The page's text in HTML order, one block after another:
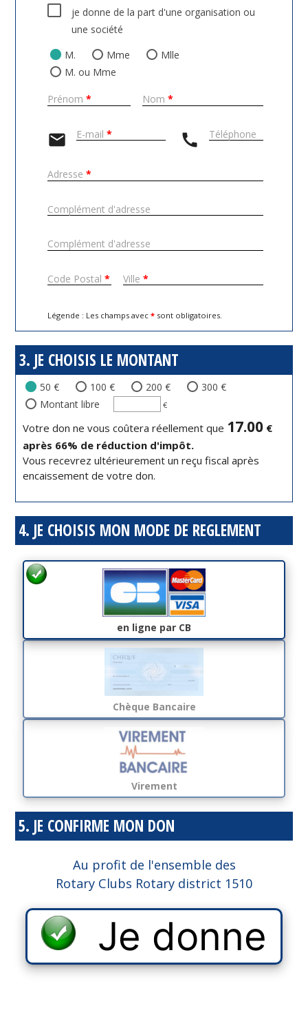
je donne de la part d'une organisation ou
une société
M.
Mme
Mlle
M. ou Mme
Prénom* Nom *
mail E-mail* call Téléphone
Adresse*
Complément d'adresse
Complément d'adresse
Code Postal* Ville*
Légende : Les champs avec* sont obligatoires.
3. JE CHOISIS LE MONTANT
50 € 100 € 200 €
300 €
Montant libre
€
Votre don ne vous coûtera réellement que 17.00 €
après 66% de réduction d'impôt.
Vous recevrez ultérieurement un reçu fiscal après
encaissement de votre don.
4. JE CHOISIS MON MODE DE REGLEMENT
en ligne par CB
Chèque Bancaire
Virement
5. JE CONFIRME MON DON
Au profit de l'ensemble des
Rotary Clubs Rotary district 1510
Je donne